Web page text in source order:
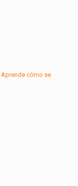
Aprende cómo se